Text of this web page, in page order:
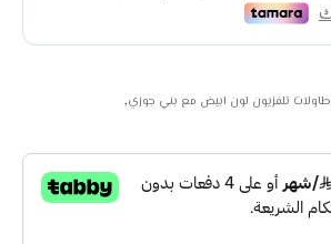
طاولات تلفزيون لون ابيض مع بني جوزي,